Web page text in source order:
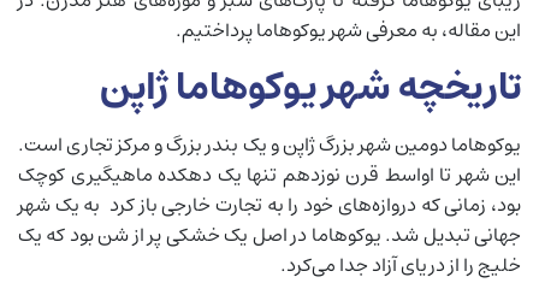
این مقاله، به معرفی شهر یوکوهاما پرداختیم.
تاریخچه شهر یوکوهاما ژاپن
یوکوهاما دومین شهر بزرگ ژاپن و یک بندر بزرگ و مرکز تجاری است.
این شهر تا اواسط قرن نوزدهم تنها یک دهکده ماهیگیری کوچک
بود، زمانی که دروازه‌های خود را به تجارت خارجی باز کرد به یک شهر
جهانی تبدیل شد. یوکوهاما در اصل یک خشکی پر از شن بود که یک
خلیج را از دریای آزاد جدا می‌کرد.